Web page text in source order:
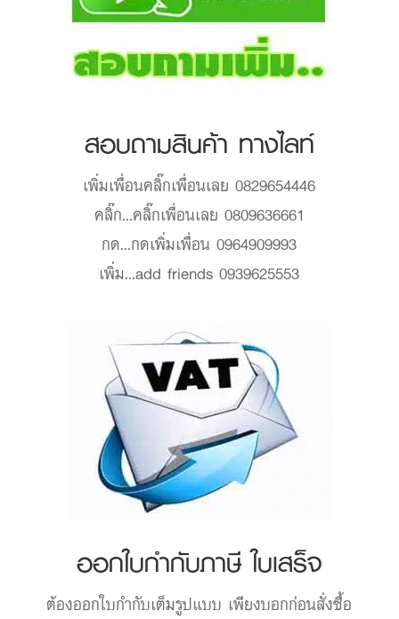
สอบถามสินค้า ทางไลท์
เพิ่มเพื่อนคลิ๊กเพื่อนเลย 0829654446
คลิ๊ก...คลิ๊กเพื่อนเลย 0809636661
กด...กดเพิ่มเพื่อน 0964909993
เพิ่ม...add friends 0939625553
ออกใบกำกับภาษี ใบเสร็จ
ต้องออกใบกำกับเต็มรูปแบบ เพียงบอกก่อนสั่งซื้อ